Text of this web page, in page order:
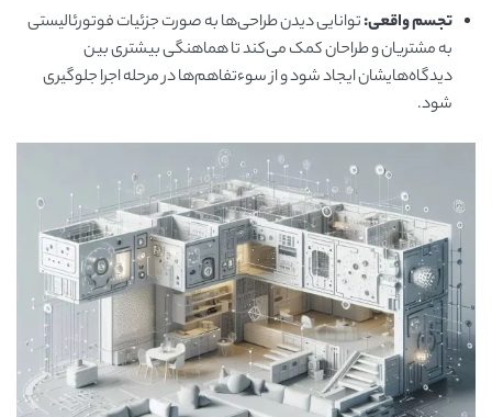
تجسم واقعی:توانایی دیدن طراحی‌ها به صورت جزئیات فوتورئالیستی
به مشتریان و طراحان کمک می‌کند تا هماهنگی بیشتری بین
دیدگاه‌هایشان ایجاد شود و از سوء‌تفاهم‌ها در مرحله اجرا جلوگیری
شود.